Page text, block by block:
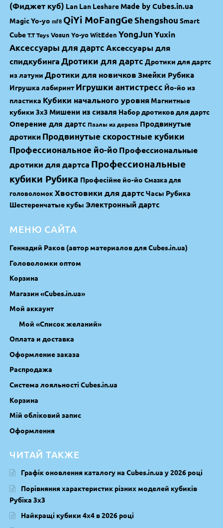
(Фиджет куб) Lan Lan Leshare Made by Cubes.in.ua
Magic Yo-yo mf8 QiYi MoFangGeShengshou Smart
Cube T.T Toys Vosun Yo-yoWitEden YongJun Yuxin
Аксессуары для дартс Аксессуары для
спидкубинга Дротики для дартс Дротики для дартс
из латуни Дротики для новичков Змейки Рубика
Игрушка лабиринт Игрушки антистресс Йо-йо из
пластика Кубики начального уровня Магнитные
кубики 3х3 Мишени из сизаля Набор дротиков для дартс
Оперение для дартс Пазлы из дерева Продвинутые
дротики Продвинутые скоростные кубики
Профессиональное йо-йоПрофессиональные
дротики для дартса Профессиональные
кубики Рубика Професійне йо-йо Смазка для
головоломокХвостовики для дартсЧасы Рубика
Шестеренчатые кубы Электронный дартс
МЕНЮ САЙТА
Геннадий Раков (автор материалов для Cubes.in.ua)
Головоломки оптом
Корзина
Магазин «Cubes.in.ua»
Мой аккаунт
Мой «Список желаний»
Оплата и доставка
Оформление заказа
Распродажа
Система лояльності Cubes.in.ua
Корзина
Мій обліковий запис
Оформлення
ЧИТАЙ ТАКЖЕ
Графік оновлення каталогу на Cubes.in.ua у 2026 році
Порівняння характеристик різних моделей кубиків
Рубіка 3х3
Найкращі кубики 4х4 в 2026 році